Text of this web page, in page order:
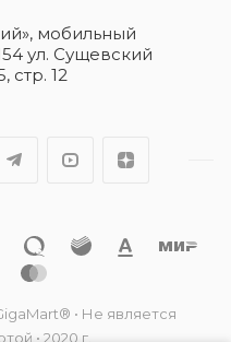
мобильный
ул. Сущевский
стр. 12
• Не является
• 2020 г.